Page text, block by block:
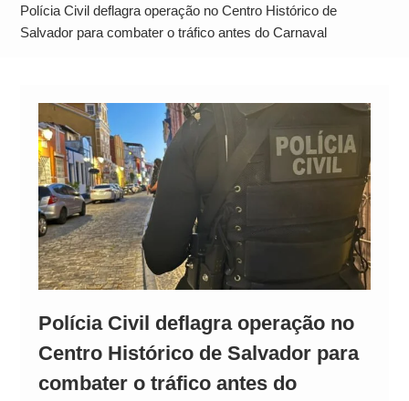
Alto
Polícia Civil deflagra operação no Centro Histórico de
Salvador para combater o tráfico antes do Carnaval
Polícia Civil deflagra operação no
Centro Histórico de Salvador para
combater o tráfico antes do